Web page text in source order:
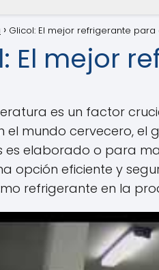
Glicol: El mejor refrigerante para
El mejor
es un factor
el mundo cervecero, el
es elaborado o para
opción eficiente y
refrigerante en la